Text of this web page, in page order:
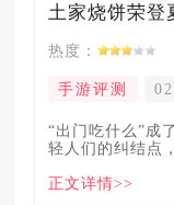
热度：
手游评测
“出门吃什么”成
轻人们的纠结点
解
正文详情>>